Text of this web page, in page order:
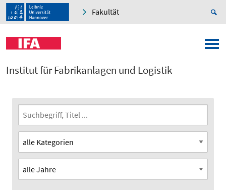
Fakultät
Institut für Fabrikanlagen und Logistik